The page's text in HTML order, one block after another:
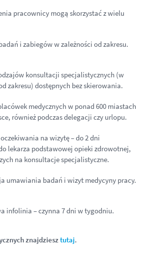
pracownicy mogą skorzystać z wielu
i zabiegów w zależności od zakresu.
konsultacji specjalistycznych (w
zakresu) dostępnych bez skierowania.
medycznych w ponad 600 miastach
również podczas delegacji czy urlopu.
na wizytę – do 2 dni
lekarza podstawowej opieki zdrowotnej,
na konsultacje specjalistyczne.
umawiania badań i wizyt medycyny pracy.
infolinia – czynna 7 dni w tygodniu.
znajdziesztutaj.